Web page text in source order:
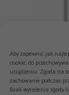
Aby zapewnić jak
cookie, do
urządzeniu. Zgoda na
zachowanie podczas
Brak wyrażenia zgody
E-book: Nowe